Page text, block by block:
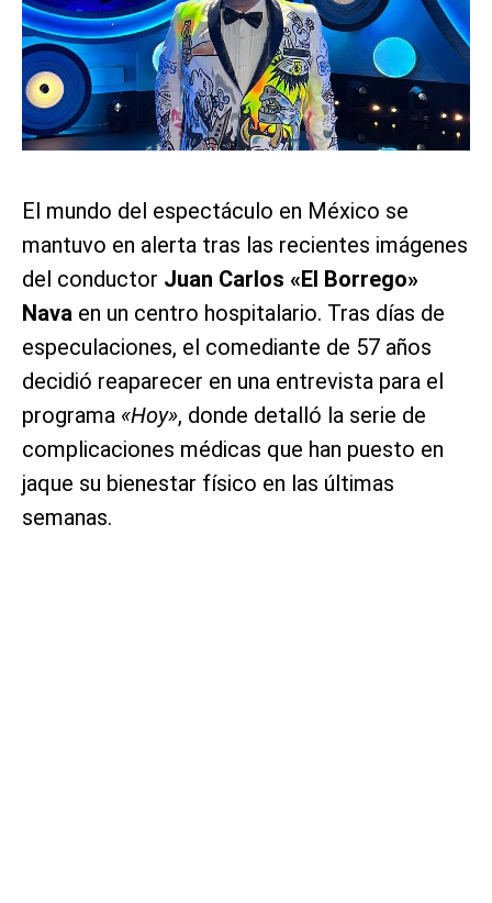
El mundo del espectáculo en México se
mantuvo en alerta tras las recientes imágenes
del conductor Juan Carlos «El Borrego»
Nava en un centro hospitalario. Tras días de
especulaciones, el comediante de 57 años
decidió reaparecer en una entrevista para el
programa «Hoy», donde detalló la serie de
complicaciones médicas que han puesto en
jaque su bienestar físico en las últimas
semanas.